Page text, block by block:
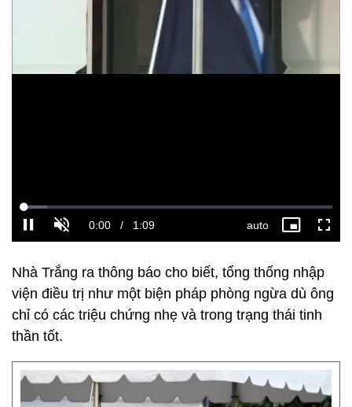
Nhà Trắng ra thông báo cho biết, tổng thống nhập
viện điều trị như một biện pháp phòng ngừa dù ông
chỉ có các triệu chứng nhẹ và trong trạng thái tinh
thần tốt.